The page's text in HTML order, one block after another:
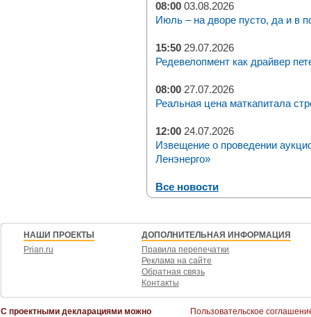
08:00 03.08.2026
Июль – на дворе пусто, да и в
15:50 29.07.2026
Редевелопмент как драйвер
08:00 27.07.2026
Реальная цена маткапитала
12:00 24.07.2026
Извещение о проведении
Ленэнерго»
Все новости
НАШИ ПРОЕКТЫ
Prian.ru
ДОПОЛНИТЕЛЬНАЯ ИНФОРМАЦИЯ
Правила перепечатки
Реклама на сайте
Обратная связь
Контакты
С проектными декларациями можно
Пользовательское